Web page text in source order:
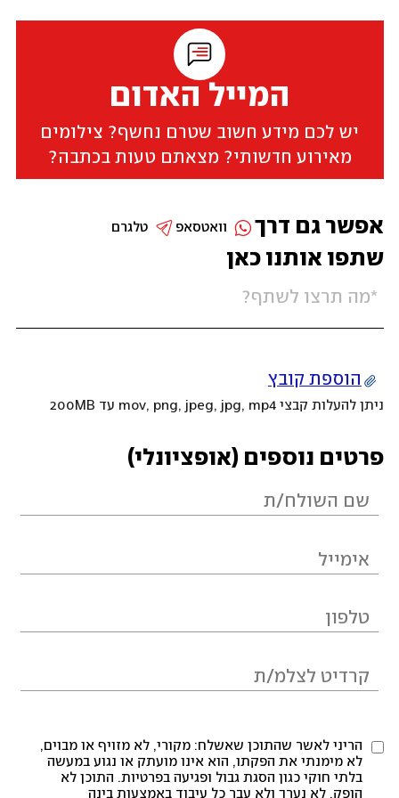
המייל האדום
יש לכם מידע חשוב שטרם נחשף? צילומים
מאירוע חדשותי? מצאתם טעות בכתבה?
שתפו אותנו כאן
הוספת קובץ
ניתן להעלות קבצי mov, png, jpeg, jpg, mp4 עד 200MB
פרטים נוספים (אופציונלי)
הריני לאשר שהתוכן שאשלח: מקורי, לא מזויף או מבוים,
לא מימנתי את הפקתו, הוא אינו מועתק או נגוע במעשה
בלתי חוקי כגון הסגת גבול ופגיעה בפרטיות. התוכן לא
הופק, לא נערך ולא עבר כל עיבוד באמצעות בינה
אפשר גם דרך טלגרם וואטסאפ